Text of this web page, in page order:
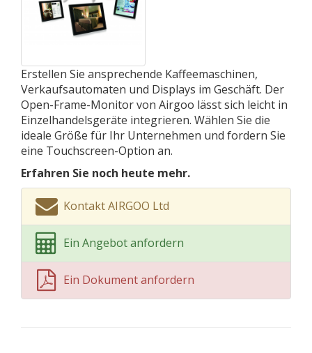
Erstellen Sie ansprechende Kaffeemaschinen,
Verkaufsautomaten und Displays im Geschäft. Der
Open-Frame-Monitor von Airgoo lässt sich leicht in
Einzelhandelsgeräte integrieren. Wählen Sie die
ideale Größe für Ihr Unternehmen und fordern Sie
eine Touchscreen-Option an.
Erfahren Sie noch heute mehr.
Kontakt AIRGOO Ltd
Ein Angebot anfordern
Ein Dokument anfordern